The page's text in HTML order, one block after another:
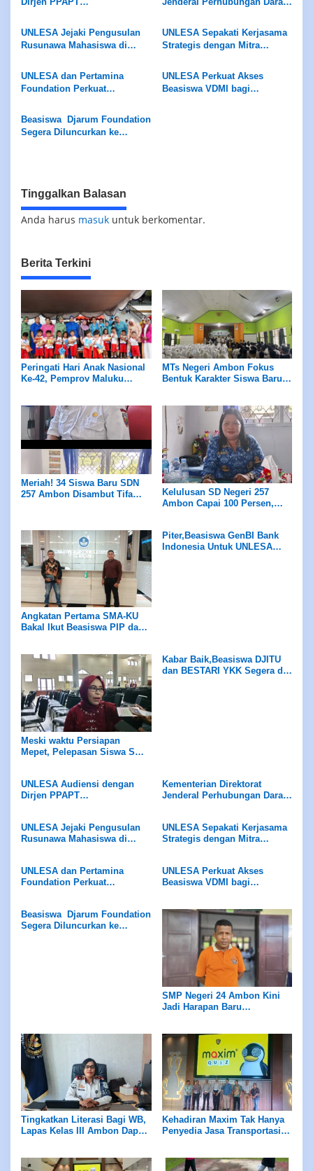
Beasiswa ADIK dan KIP
Kuliah
Terima Dokumen Usulan
Bantuan Bus Kampus
Mahasiswa UNLESA
UNLESA Jejaki Pengusulan
Rusunawa Mahasiswa di
UNLESA Sepakati Kerjasama
Strategis dengan Mitra
UNLESA dan Pertamina
Foundation Perkuat
Beasiswa SOBAT BUMI 2026
Dan Beasiswa PF SMA bagi
SMA-KU
UNLESA Perkuat Akses
Beasiswa VDMI bagi
Beasiswa Djarum Foundation
Segera Diluncurkan ke
Tinggalkan Balasan
Anda harus masuk untuk berkomentar.
Berita Terkini
Peringati Hari Anak Nasional
Ke-42, Pemprov Maluku
MTs Negeri Ambon Fokus
Bentuk Karakter Siswa Baru
Meriah! 34 Siswa Baru SDN
257 Ambon Disambut Tifa
Kelulusan SD Negeri 257
Ambon Capai 100 Persen,
Angkatan Pertama SMA-KU
Bakal Ikut Beasiswa PIP dan
Piter,Beasiswa GenBI Bank
Indonesia Untuk UNLESA
Meski waktu Persiapan
Mepet, Pelepasan Siswa SMA
Kabar Baik,Beasiswa DJITU
dan BESTARI YKK Segera di
UNLESA Audiensi dengan
Dirjen PPAPT
Kuliah
Kementerian Direktorat
Jenderal Perhubungan Darat,
Bantuan Bus Kampus
Mahasiswa UNLESA
UNLESA Jejaki Pengusulan
Rusunawa Mahasiswa di
UNLESA Sepakati Kerjasama
Strategis dengan Mitra
UNLESA dan Pertamina
Foundation Perkuat
Dan Beasiswa PF SMA bagi
SMA-KU
UNLESA Perkuat Akses
Beasiswa VDMI bagi
Beasiswa Djarum Foundation
Segera Diluncurkan ke
SMP Negeri 24 Ambon Kini
Jadi Harapan Baru
Tingkatkan Literasi Bagi WB,
Lapas Kelas III Ambon Dapat
Kehadiran Maxim Tak Hanya
Penyedia Jasa Transportasi,